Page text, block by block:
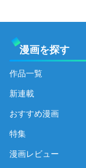
漫画を探す
作品一覧
新連載
おすすめ漫画
特集
漫画レビュー